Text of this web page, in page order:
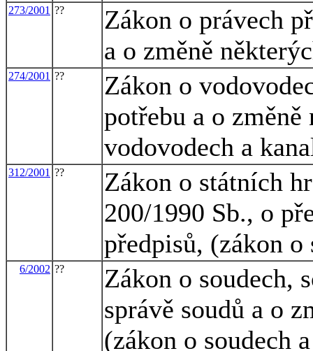
273/2001 ??
Zákon o právech
a o změně
274/2001 ??
Zákon o
potřebu a o
vodovodech a
312/2001 ??
Zákon o státních
200/1990 Sb., o
předpisů, (zákon
6/2002 ??
Zákon o soudech,
správě soudů a o
(zákon o soudech